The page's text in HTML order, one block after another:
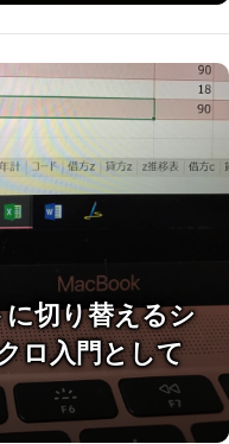
切り替えるシ
ロ入門として